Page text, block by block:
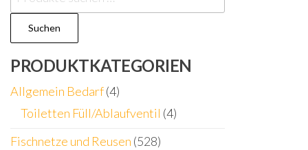
nach:
Suchen
PRODUKTKATEGORIEN
Allgemein Bedarf(4)
Toiletten Füll/Ablaufventil (4)
Fischnetze und Reusen (528)